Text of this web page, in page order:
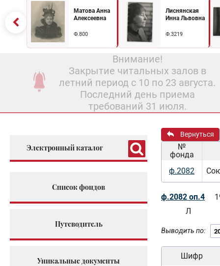
Матова Анна
Алексеевна
Ф.800
Лиснянская
Инна Львовна
Ф.3219
Внимание!
Закрытие читальных залов в
летний период с 10 по 23 августа.
Последний день приема
требований 31 июля.
Электронный каталог
Список фондов
Путеводитель
Уникальные документы
Вернуться
№
фонда
ф.2082
ф.2082 оп.4
Л
Выводить по:
Шифр